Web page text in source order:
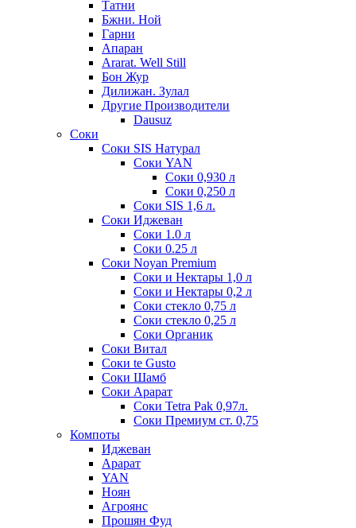
Татни
Бжни. Ной
Гарни
Апаран
Ararat. Well Still
Бон Жур
Дилижан. Зулал
Другие Производители
Dausuz
Соки
Соки SIS Натурал
Соки YAN
Соки 0,930 л
Соки 0,250 л
Соки SIS 1,6 л.
Соки Иджеван
Соки 1.0 л
Соки 0.25 л
Соки Noyan Premium
Соки и Нектары 1,0 л
Соки и Нектары 0,2 л
Соки стекло 0,75 л
Соки стекло 0,25 л
Соки Органик
Соки Витал
Соки te Gusto
Соки Шамб
Соки Арарат
Соки Tetra Pak 0,97л.
Соки Премиум ст. 0,75
Компоты
Иджеван
Арарат
YAN
Ноян
Агроянс
Прошян Фуд